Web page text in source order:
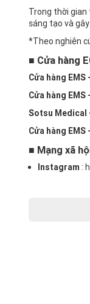
Trong thời gian
sáng tạo và
*Theo nghiên
■ Cửa hàng
Cửa hàng EMS
Cửa hàng EMS
Sotsu Medical
Cửa hàng EMS
■ Mạng xã
Instagram :